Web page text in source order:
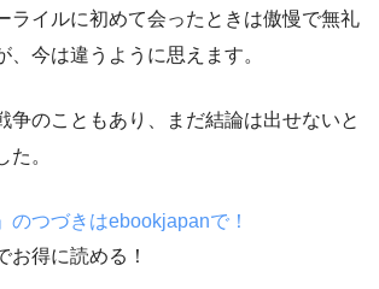
ライルに初めて会ったときは傲慢で無礼
、今は違うように思えます。
争のこともあり、まだ結論は出せないと
た。
つづきはebookjapanで！
得に読める！